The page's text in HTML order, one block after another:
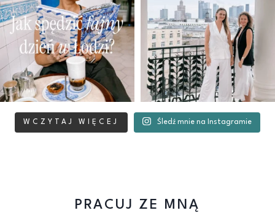
WCZYTAJ WIĘCEJ Śledź mnie na Instagramie
PRACUJ ZE MNĄ